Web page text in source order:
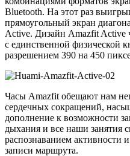
Bluetooth. На этот раз
прямоугольный экран
Active. Дизайн Amazfit Active
с единственной физической
разрешением 390 на 450
Часы Amazfit обещают нам
сердечных сокращений,
дополнение к возможности
дыхания и все наши занятия
распознаванием
записи маршрута.